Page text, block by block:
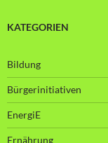
KATEGORIEN
Bildung
Bürgerinitiativen
EnergiE
Ernährung